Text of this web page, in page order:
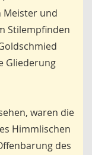
und
Stilempfinden
Gliederung
waren die
Himmlischen
des